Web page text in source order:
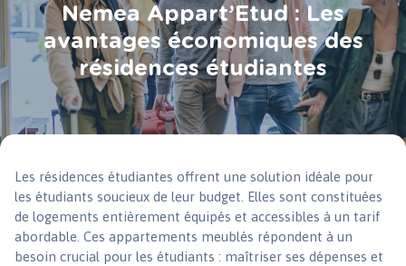
Nemea Appart’Etud : Les
avantages économiques des
résidences étudiantes
Les résidences étudiantes offrent une solution idéale pour
les étudiants soucieux de leur budget. Elles sont constituées
de logements entièrement équipés et accessibles à un tarif
abordable. Ces appartements meublés répondent à un
besoin crucial pour les étudiants : maîtriser ses dépenses et